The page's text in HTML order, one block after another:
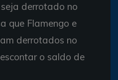
derrotado no
que Flamengo e
derrotados no
o saldo de